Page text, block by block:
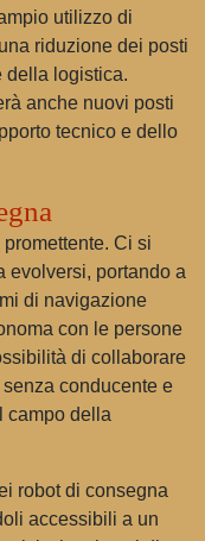
utilizzo di
riduzione dei posti
della logistica.
anche nuovi posti
tecnico e dello
promettente. Ci si
evolversi, portando a
di navigazione
con le persone
di collaborare
conducente e
campo della
robot di consegna
accessibili a un